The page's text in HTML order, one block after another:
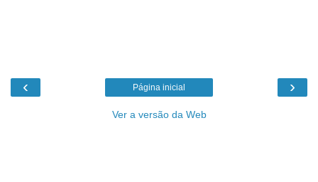
‹ ›
Página inicial
Ver a versão da Web